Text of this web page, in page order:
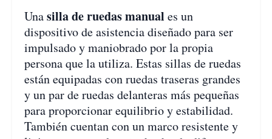
Unasilla de ruedas manual es un
dispositivo de asistencia diseñado para ser
impulsado y maniobrado por la propia
persona que la utiliza. Estas sillas de ruedas
están equipadas con ruedas traseras grandes
y un par de ruedas delanteras más pequeñas
para proporcionar equilibrio y estabilidad.
También cuentan con un marco resistente y